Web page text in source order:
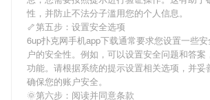
性，并防止不法分子滥用您的个人信息。
🦴第五步：设置安全选项
6up扑克网手机app下载通常要求您设置一些
户的安全性。例如，可以设置安全问题和答案
功能。请根据系统的提示设置相关选项，并妥
确保您的账户安全。
🌞第六步：阅读并同意条款